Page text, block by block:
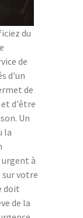
du
de
d'un
de
et d'être
Un
la
à
sur votre
doit
de la